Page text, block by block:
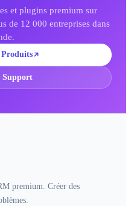
et plugins premium sur
de 12 000 entreprises dans
Produits
Support
premium. Créer des